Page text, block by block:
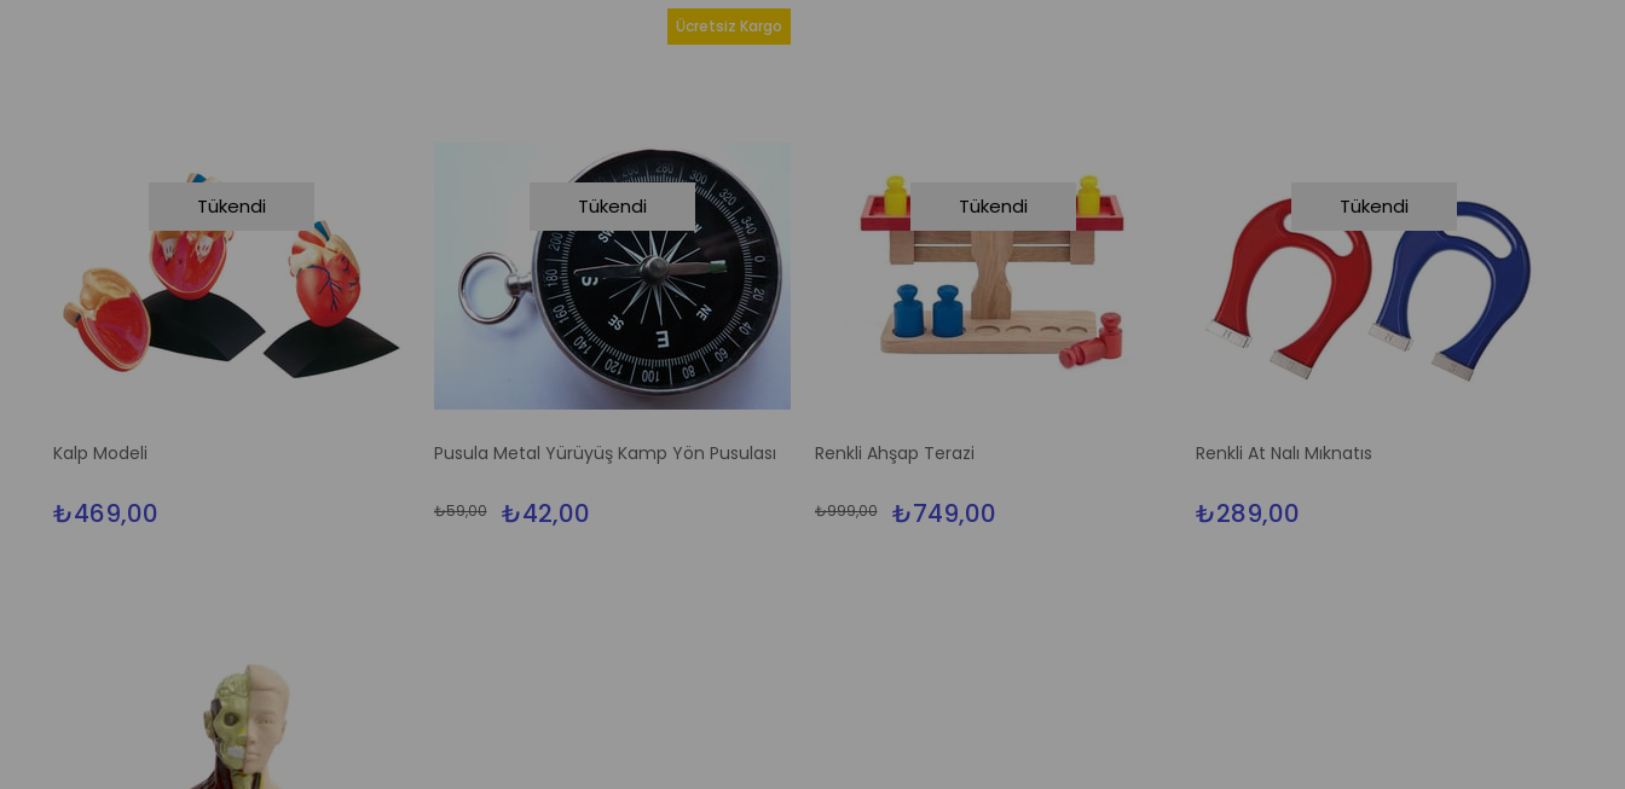
Tükendi
Kalp Modeli
₺469,00
Tükendi
Pusula Metal Yürüyüş Kamp Yön Pusulası
₺42,00
₺59,00
Ücretsiz Kargo
Tükendi
Renkli Ahşap Terazi
₺749,00
₺999,00
Tükendi
Renkli At Nalı Mıknatıs
₺289,00